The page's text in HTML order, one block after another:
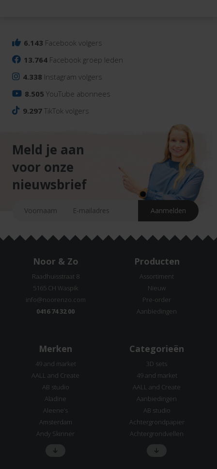
6.143 Facebook volgers
13.764 Facebook groep leden
4.338 Instagram volgers
8.505 YouTube abonnees
9.297 TikTok volgers
Meld je aan
voor onze
nieuwsbrief
Noor & Zo
Raadhuisstraat 8
5165 CH Waspik
info@noorenzo.com
0416 74 32 00
Producten
Assortiment
Nieuw
Pre-order
Aanbiedingen
Merken
49 and market
AALL and Create
AB studio
Aladine
Aleene’s
Amsterdam
Andy Skinner
Categorieën
3D sets
49 and market
AALL and Create
Aanbiedingen
AB studio
Achtergrondpapier
Achtergrondvellen